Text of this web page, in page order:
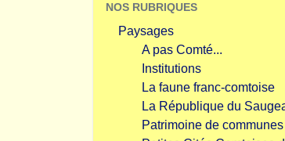
NOS RUBRIQUES
Paysages
A pas Comté...
Institutions
La faune franc-comtoise
La République du
Patrimoine de communes